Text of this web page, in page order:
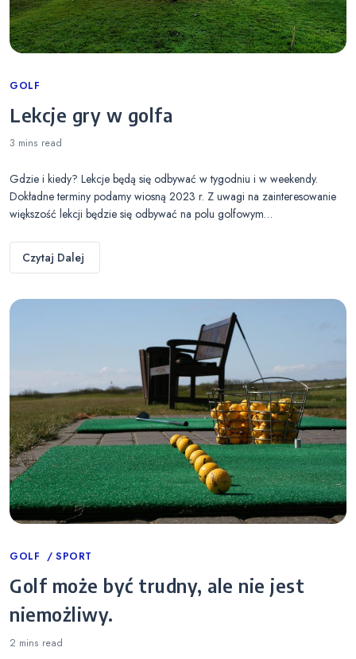
Categories
GOLF
Lekcje gry w golfa
3 mins read
Gdzie i kiedy? Lekcje będą się odbywać w tygodniu i w weekendy.
Dokładne terminy podamy wiosną 2023 r. Z uwagi na zainteresowanie
większość lekcji będzie się odbywać na polu golfowym…
Czytaj Dalej
Categories
GOLF SPORT
Golf może być trudny, ale nie jest
niemożliwy.
2 mins read